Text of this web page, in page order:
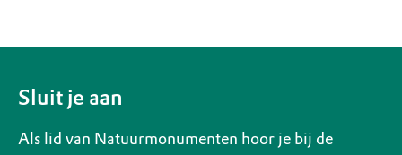
Sluit je aan
Als lid van Natuurmonumenten hoor je bij de